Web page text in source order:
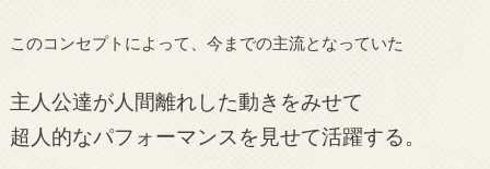
このコンセプトによって、今までの主流となっていた
主人公達が人間離れした動きをみせて
超人的なパフォーマンスを見せて活躍する。